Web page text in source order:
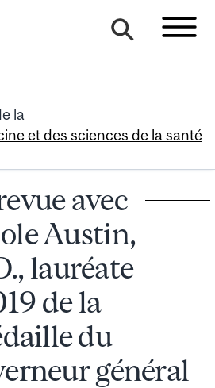
la
et des sciences de la santé
avec
Austin,
lauréate
de la
du
général